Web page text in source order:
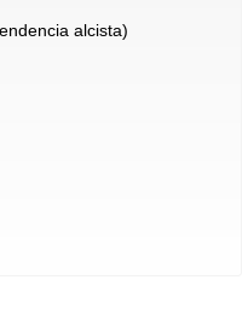
alcista)